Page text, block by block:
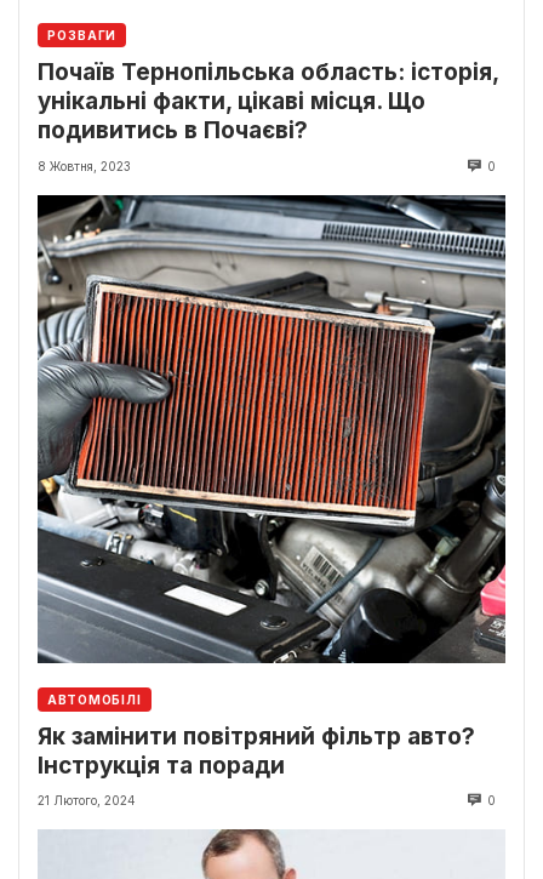
РОЗВАГИ
Почаїв Тернопільська область: історія,
унікальні факти, цікаві місця. Що
подивитись в Почаєві?
8 Жовтня, 2023 0
АВТОМОБІЛІ
Як замінити повітряний фільтр авто?
Інструкція та поради
21 Лютого, 2024 0